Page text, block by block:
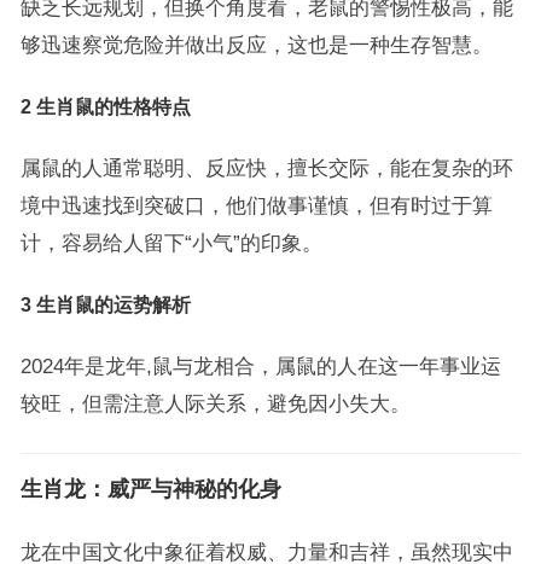
缺乏长远规划，但换个角度看，老鼠的警惕性极高，能
够迅速察觉危险并做出反应，这也是一种生存智慧。
2 生肖鼠的性格特点
属鼠的人通常聪明、反应快，擅长交际，能在复杂的环
境中迅速找到突破口，他们做事谨慎，但有时过于算
计，容易给人留下“小气”的印象。
3 生肖鼠的运势解析
2024年是龙年,鼠与龙相合，属鼠的人在这一年事业运
较旺，但需注意人际关系，避免因小失大。
生肖龙：威严与神秘的化身
龙在中国文化中象征着权威、力量和吉祥，虽然现实中